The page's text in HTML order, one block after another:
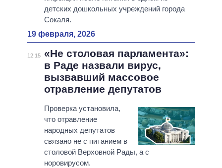
детских дошкольных учреждений города
Сокаля.
19 февраля, 2026
12:15
«Не столовая парламента»:
в Раде назвали вирус,
вызвавший массовое
отравление депутатов
Проверка установила,
что отравление
народных депутатов
связано не с питанием в
столовой Верховной Рады, а с
норовирусом.